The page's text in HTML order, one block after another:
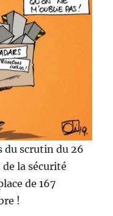
du scrutin du 26
la sécurité
de 167
!